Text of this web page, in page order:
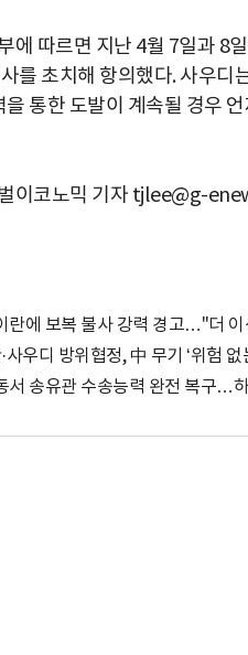
에 따르면 지난 4월 7일과 8
를 초치해 항의했다. 사우디
을 통한 도발이 계속될 경우
이코노믹 기자 tjlee@g-
란에 보복 불사 강력 경고…"더
사우디 방위협정, 中 무기 ‘위험 없
서 송유관 수송능력 완전 복구…